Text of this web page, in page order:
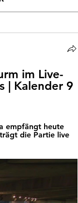
im Live-
| Kalender 9
empfängt heute
die Partie live